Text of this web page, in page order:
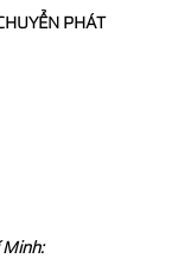
PHÁT